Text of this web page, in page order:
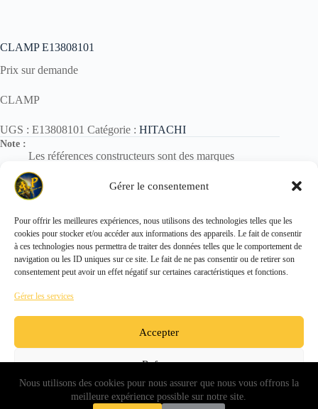
Gérer le consentement
Pour offrir les meilleures expériences, nous utilisons des technologies telles que les
cookies pour stocker et/ou accéder aux informations des appareils. Le fait de consentir
à ces technologies nous permettra de traiter des données telles que le comportement de
navigation ou les ID uniques sur ce site. Le fait de ne pas consentir ou de retirer son
consentement peut avoir un effet négatif sur certaines caractéristiques et fonctions.
Gérer les services
Accepter
Refuser
Voir les préférences
Nous utilisons des cookies pour nous assurer que nous vous offrons la
meilleure expérience possible sur notre site.
CLAMP E13808101
Prix sur demande
CLAMP
UGS : E13808101 Catégorie : HITACHI
Note :
Les références constructeurs sont des marques
Elles sont utilisées uniquement pour identification des
pièces.
Copyright © 2026 - ALL PARTS FRANCE SAS